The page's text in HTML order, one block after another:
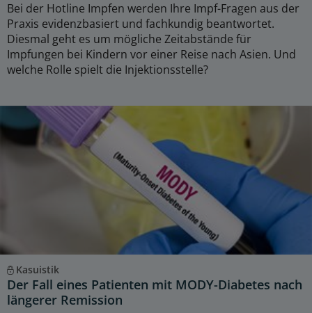
Bei der Hotline Impfen werden Ihre Impf-Fragen aus der
Praxis evidenzbasiert und fachkundig beantwortet.
Diesmal geht es um mögliche Zeitabstände für
Impfungen bei Kindern vor einer Reise nach Asien. Und
welche Rolle spielt die Injektionsstelle?
Kasuistik
Der Fall eines Patienten mit MODY-Diabetes nach
längerer Remission